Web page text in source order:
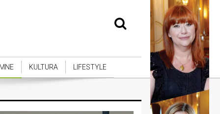
KULTURA LIFESTYLE